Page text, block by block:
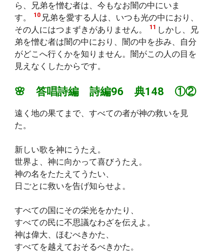
ら、兄弟を憎む者は、今もなお闇の中にいま
す。
10 兄弟を愛する人は、いつも光の中におり、
その人にはつまずきがありません。
11 しかし、兄
弟を憎む者は闇の中におり、闇の中を歩み、自分
がどこへ行くかを知りません。闇がこの人の目を
見えなくしたからです。
🌸 答唱詩編 詩編96 典148 ①②
遠く地の果てまで、すべての者が神の救いを見
た。
新しい歌を神にうたえ。
世界よ、神に向かって喜びうたえ。
神の名をたたえてうたい、
日ごとに救いを告げ知らせよ。
すべての国にその栄光をかたり、
すべての民に不思議なわざを伝えよ。
神は偉大、ほむべきかた、
すべてを越えておそるべきかた。